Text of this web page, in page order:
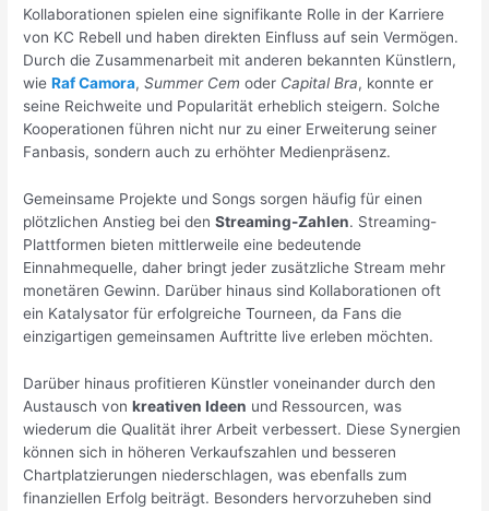
Kollaborationen spielen eine signifikante Rolle in der Karriere
von KC Rebell und haben direkten Einfluss auf sein Vermögen.
Durch die Zusammenarbeit mit anderen bekannten Künstlern,
wieRaf Camora,Summer Cem oder Capital Bra, konnte er
seine Reichweite und Popularität erheblich steigern. Solche
Kooperationen führen nicht nur zu einer Erweiterung seiner
Fanbasis, sondern auch zu erhöhter Medienpräsenz.
Gemeinsame Projekte und Songs sorgen häufig für einen
plötzlichen Anstieg bei denStreaming-Zahlen. Streaming-
Plattformen bieten mittlerweile eine bedeutende
Einnahmequelle, daher bringt jeder zusätzliche Stream mehr
monetären Gewinn. Darüber hinaus sind Kollaborationen oft
ein Katalysator für erfolgreiche Tourneen, da Fans die
einzigartigen gemeinsamen Auftritte live erleben möchten.
Darüber hinaus profitieren Künstler voneinander durch den
Austausch vonkreativen Ideen und Ressourcen, was
wiederum die Qualität ihrer Arbeit verbessert. Diese Synergien
können sich in höheren Verkaufszahlen und besseren
Chartplatzierungen niederschlagen, was ebenfalls zum
finanziellen Erfolg beiträgt. Besonders hervorzuheben sind